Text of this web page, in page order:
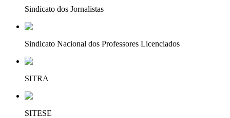
Sindicato dos Jornalistas
Sindicato Nacional dos Professores Licenciados
SITRA
SITESE